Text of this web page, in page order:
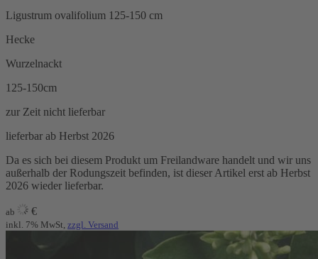
Ligustrum ovalifolium 125-150 cm
Hecke
Wurzelnackt
125-150cm
zur Zeit nicht lieferbar
lieferbar ab Herbst 2026
Da es sich bei diesem Produkt um Freilandware handelt und wir uns
außerhalb der Rodungszeit befinden, ist dieser Artikel erst ab Herbst
2026 wieder lieferbar.
ab €
inkl. 7% MwSt, zzgl. Versand